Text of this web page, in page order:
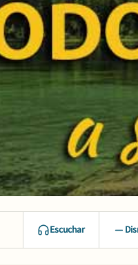
Escuchar